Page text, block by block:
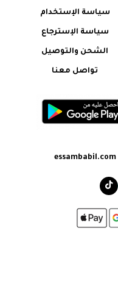
سياسة الإستخدام
سياسة الإسترجاع
الشحن والتوصيل
تواصل معنا